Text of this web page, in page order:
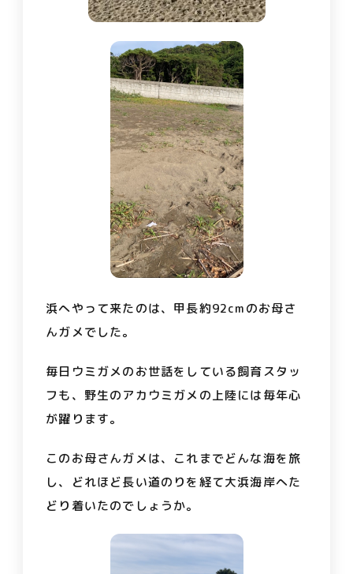
浜へやって来たのは、 甲長約92cmのお母さ
んガメでした。
毎日ウミガメのお世話をしている飼育スタッ
フも、野生のアカウミガメの上陸には毎年心
が躍ります。
このお母さんガメは、これまでどんな海を旅
し、どれほど長い道のりを経て大浜海岸へた
どり着いたのでしょうか。